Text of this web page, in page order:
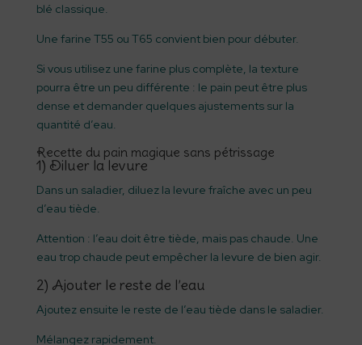
blé classique.
Une farine T55 ou T65 convient bien pour débuter.
Si vous utilisez une farine plus complète, la texture
pourra être un peu différente : le pain peut être plus
dense et demander quelques ajustements sur la
quantité d’eau.
Recette du pain magique sans pétrissage
1) Diluer la levure
Dans un saladier, diluez la levure fraîche avec un peu
d’eau tiède.
Attention : l’eau doit être tiède, mais pas chaude. Une
eau trop chaude peut empêcher la levure de bien agir.
2) Ajouter le reste de l’eau
Ajoutez ensuite le reste de l’eau tiède dans le saladier.
Mélangez rapidement.